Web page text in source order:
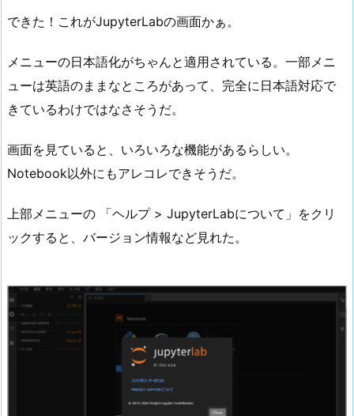
できた！これがJupyterLabの画面かぁ。
メニューの日本語化がちゃんと適用されている。一部メニ
ューは英語のままなところがあって、完全に日本語対応で
きているわけではなさそうだ。
画面を見ていると、いろいろな機能があるらしい。
Notebook以外にもアレコレできそうだ。
上部メニューの 「ヘルプ > JupyterLabについて」をクリ
ックすると、バージョン情報など見れた。